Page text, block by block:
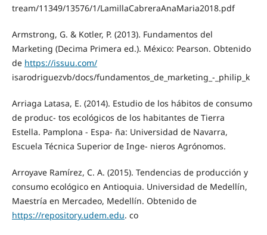
tream/11349/13576/1/LamillaCabreraAnaMaria2018.pdf
Armstrong, G. & Kotler, P. (2013). Fundamentos del
Marketing (Decima Primera ed.). México: Pearson. Obtenido
de https://issuu.com/
isarodriguezvb/docs/fundamentos_de_marketing_-_philip_k
Arriaga Latasa, E. (2014). Estudio de los hábitos de consumo
de produc- tos ecológicos de los habitantes de Tierra
Estella. Pamplona - Espa- ña: Universidad de Navarra,
Escuela Técnica Superior de Inge- nieros Agrónomos.
Arroyave Ramírez, C. A. (2015). Tendencias de producción y
consumo ecológico en Antioquia. Universidad de Medellín,
Maestría en Mercadeo, Medellín. Obtenido de
https://repository.udem.edu. co